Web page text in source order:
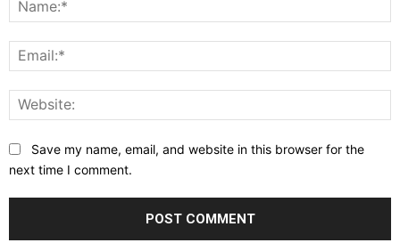
Save my name, email, and website in this browser for the
next time I comment.